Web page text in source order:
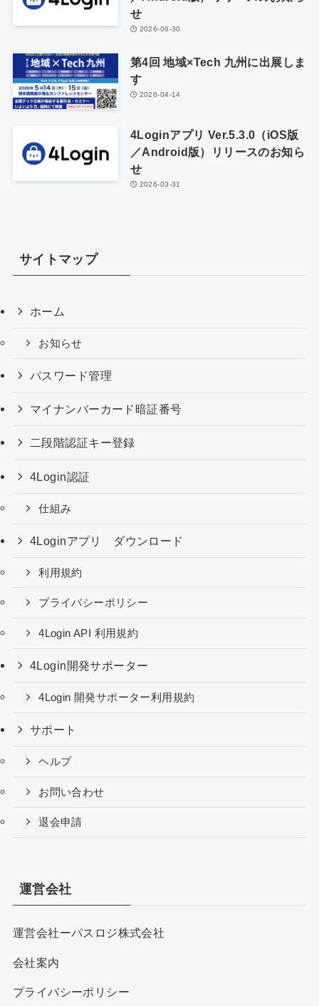
せ
2026-06-30
第4回 地域×Tech 九州に出展しま
す
2026-04-14
4Loginアプリ Ver.5.3.0（iOS版
／Android版）リリースのお知ら
せ
2026-03-31
サイトマップ
ホーム
お知らせ
パスワード管理
マイナンバーカード暗証番号
二段階認証キー登録
4Login認証
仕組み
4Loginアプリ ダウンロード
利用規約
プライバシーポリシー
4Login API 利用規約
4Login開発サポーター
4Login 開発サポーター利用規約
サポート
ヘルプ
お問い合わせ
退会申請
運営会社
運営会社ーパスロジ株式会社
会社案内
プライバシーポリシー